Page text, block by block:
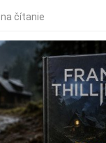
knižná scéna
literárna tvorba,
knižné
knižný trh
čítanie